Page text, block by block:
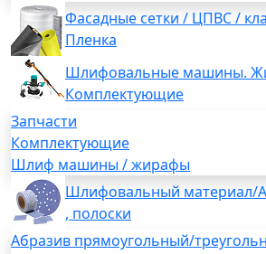
Фасадные сетки / ЦПВС /
Пленка
Шлифовальные машины.
Комплектующие
Запчасти
Комплектующие
Шлиф машины / жирафы
Шлифовальный материал/
, полоски
Абразив прямоугольный/